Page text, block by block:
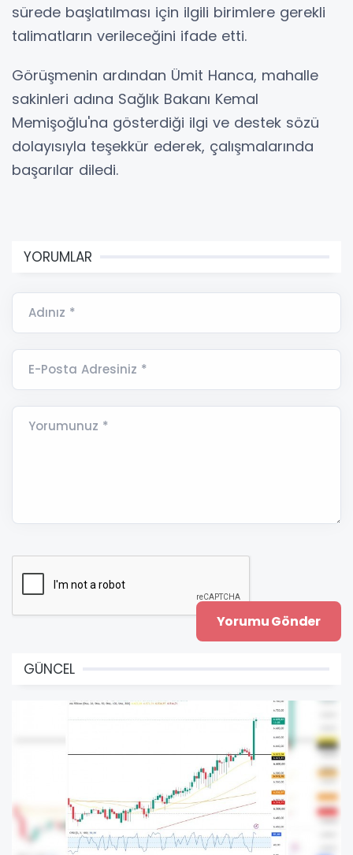
sürede başlatılması için ilgili birimlere gerekli
talimatların verileceğini ifade etti.
Görüşmenin ardından Ümit Hanca, mahalle
sakinleri adına Sağlık Bakanı Kemal
Memişoğlu'na gösterdiği ilgi ve destek sözü
dolayısıyla teşekkür ederek, çalışmalarında
başarılar diledi.
YORUMLAR
Adınız *
E-Posta Adresiniz *
Yorumunuz *
GÜNCEL